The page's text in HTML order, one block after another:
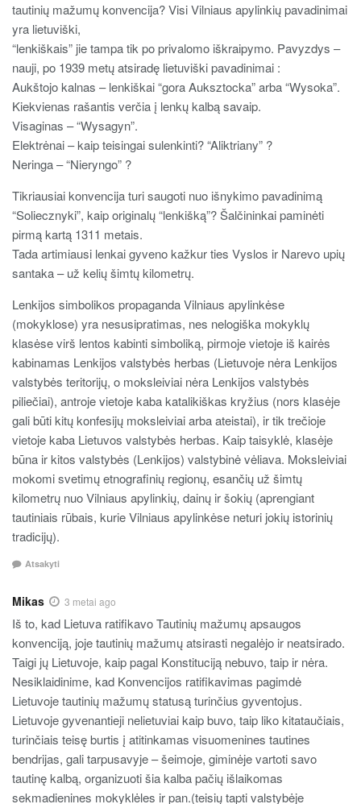
tautinių mažumų konvencija? Visi Vilniaus apylinkių pavadinimai
yra lietuviški,
“lenkiškais” jie tampa tik po privalomo iškraipymo. Pavyzdys –
nauji, po 1939 metų atsiradę lietuviški pavadinimai :
Aukštojo kalnas – lenkiškai “gora Auksztocka” arba “Wysoka”.
Kiekvienas rašantis verčia į lenkų kalbą savaip.
Visaginas – “Wysagyn”.
Elektrėnai – kaip teisingai sulenkinti? “Aliktriany” ?
Neringa – “Nieryngo” ?
Tikriausiai konvencija turi saugoti nuo išnykimo pavadinimą
“Soliecznyki”, kaip originalų “lenkišką”? Šalčininkai paminėti
pirmą kartą 1311 metais.
Tada artimiausi lenkai gyveno kažkur ties Vyslos ir Narevo upių
santaka – už kelių šimtų kilometrų.
Lenkijos simbolikos propaganda Vilniaus apylinkėse
(mokyklose) yra nesusipratimas, nes nelogiška mokyklų
klasėse virš lentos kabinti simboliką, pirmoje vietoje iš kairės
kabinamas Lenkijos valstybės herbas (Lietuvoje nėra Lenkijos
valstybės teritorijų, o moksleiviai nėra Lenkijos valstybės
piliečiai), antroje vietoje kaba katalikiškas kryžius (nors klasėje
gali būti kitų konfesijų moksleiviai arba ateistai), ir tik trečioje
vietoje kaba Lietuvos valstybės herbas. Kaip taisyklė, klasėje
būna ir kitos valstybės (Lenkijos) valstybinė vėliava. Moksleiviai
mokomi svetimų etnografinių regionų, esančių už šimtų
kilometrų nuo Vilniaus apylinkių, dainų ir šokių (aprengiant
tautiniais rūbais, kurie Vilniaus apylinkėse neturi jokių istorinių
tradicijų).
Atsakyti
Mikas 3 metai ago
Iš to, kad Lietuva ratifikavo Tautinių mažumų apsaugos
konvenciją, joje tautinių mažumų atsirasti negalėjo ir neatsirado.
Taigi jų Lietuvoje, kaip pagal Konstituciją nebuvo, taip ir nėra.
Nesiklaidinime, kad Konvencijos ratifikavimas pagimdė
Lietuvoje tautinių mažumų statusą turinčius gyventojus.
Lietuvoje gyvenantieji nelietuviai kaip buvo, taip liko kitataučiais,
turinčiais teisę burtis į atitinkamas visuomenines tautines
bendrijas, gali tarpusavyje – šeimoje, giminėje vartoti savo
tautinę kalbą, organizuoti šia kalba pačių išlaikomas
sekmadienines mokyklėles ir pan.(teisių tapti valstybėje